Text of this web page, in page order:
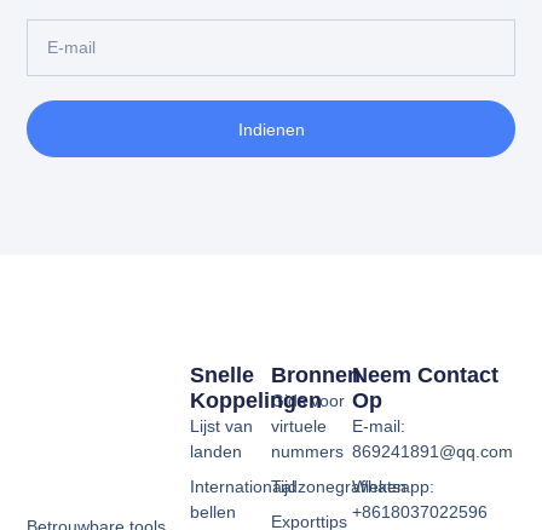
Indienen
Bronnen
Gids voor
virtuele
nummers
Tijdzonegrafieken
Exporttips
Snelle
Koppelingen
Lijst van
landen
Internationaal
bellen
Neem Contact
Op
E-mail:
869241891@qq.com
Whatsapp:
+8618037022596